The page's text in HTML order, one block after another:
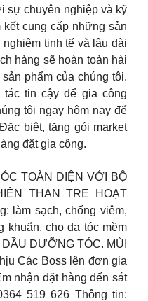
sự chuyên nghiệp và kỹ
cung cấp những sản
tinh tế và lâu dài
hàng sẽ hoàn toàn hài
phẩm của chúng tôi.
tác tin cậy để gia công
tôi ngay hôm nay để
biệt, tặng gói market
đặt gia công.
TOÀN DIỆN VỚI BỘ
THAN TRE HOẠT
làm sạch, chống viêm,
khuẩn, cho da tóc mềm
DƯỠNG TÓC. MÙI
Các Boss lên đơn gia
nhận đặt hàng đến sát
519 626 Thông tin: